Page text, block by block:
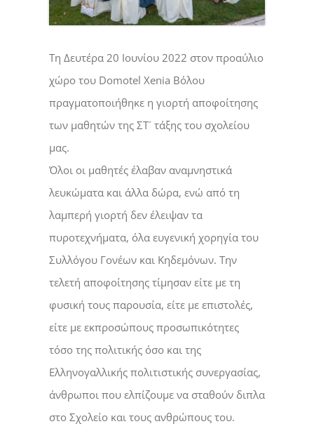
Τη Δευτέρα 20 Ιουνίου 2022 στον προαύλιο
χώρο του Domotel Xenia Βόλου
πραγματοποιήθηκε η γιορτή αποφοίτησης
των μαθητών της ΣΤ´ τάξης του σχολείου
μας.
Όλοι οι μαθητές έλαβαν αναμνηστικά
λευκώματα και άλλα δώρα, ενώ από τη
λαμπερή γιορτή δεν έλειψαν τα
πυροτεχνήματα, όλα ευγενική χορηγία του
Συλλόγου Γονέων και Κηδεμόνων. Την
τελετή αποφοίτησης τίμησαν είτε με τη
φυσική τους παρουσία, είτε με επιστολές,
είτε με εκπροσώπους προσωπικότητες
τόσο της πολιτικής όσο και της
Ελληνογαλλικής πολιτιστικής συνεργασίας,
άνθρωποι που ελπίζουμε να σταθούν διπλα
στο Σχολείο και τους ανθρώπους του.